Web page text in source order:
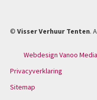
© Visser Verhuur Tenten.
Webdesign Vanoo Media
Privacyverklaring
Sitemap